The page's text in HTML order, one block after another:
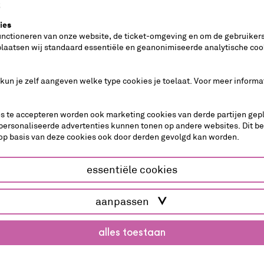
voorstellingen zijn ook na zondag 31 mei nog
van het volgende seizoen worden op 31 mei om
ziet staan, ververs dan eenmalig de pagina.
je op de knop
‘koop kaarten’ hebt geklikt.
wilt kopen, klik je bij stap 2 van het
de agenda terecht waar je de volgende
je opnieuw kaarten gaat bestellen, word je
van onze website, de ticket-omgeving en om de
wij standaard essentiële en geanonimiseerde analytische
kun je zelf aangeven welke type cookies je toelaat. Voor meer
te accepteren worden ook marketing cookies van derde partijen
advertenties kunnen tonen op andere websites. Dit
basis van deze cookies ook door derden gevolgd kan worden.
essentiële cookies
aanpassen
alles toestaan